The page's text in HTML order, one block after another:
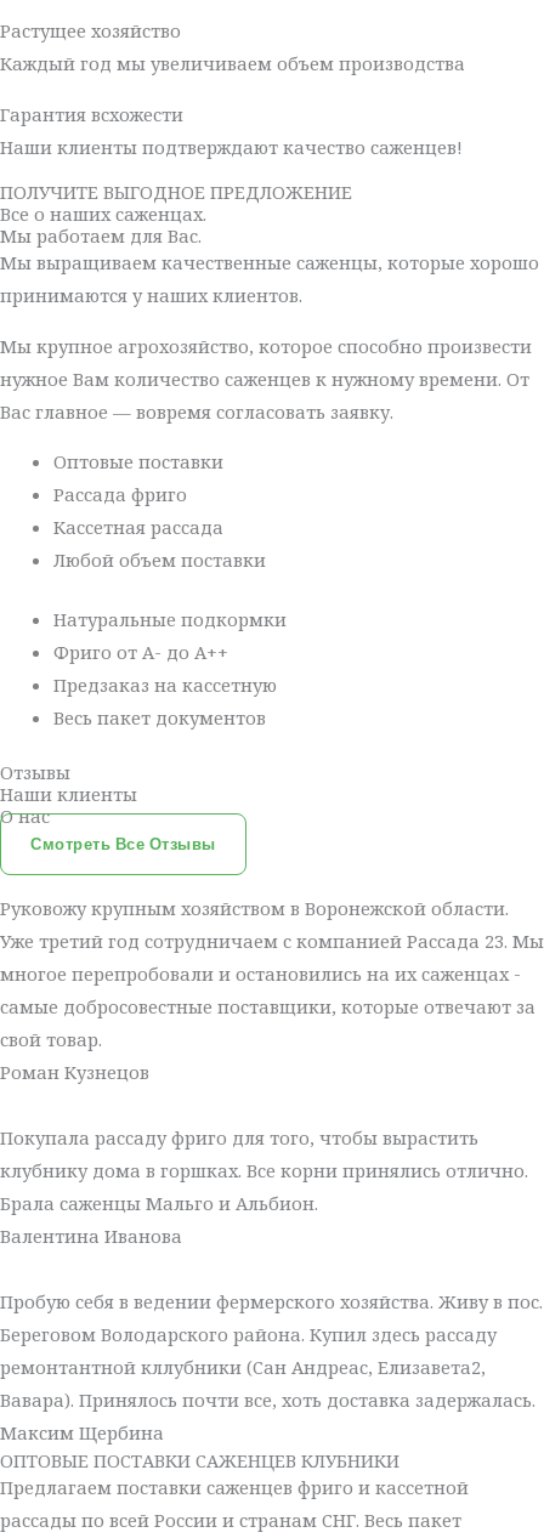
Растущее хозяйство
Каждый год мы увеличиваем объем производства
Гарантия всхожести
Наши клиенты подтверждают качество саженцев!
ПОЛУЧИТЕ ВЫГОДНОЕ ПРЕДЛОЖЕНИЕ
Все о наших саженцах.
Мы работаем для Вас.
Мы выращиваем качественные саженцы, которые хорошо
принимаются у наших клиентов.
Мы крупное агрохозяйство, которое способно произвести
нужное Вам количество саженцев к нужному времени. От
Вас главное — вовремя согласовать заявку.
Оптовые поставки
Рассада фриго
Кассетная рассада
Любой объем поставки
Натуральные подкормки
Фриго от А- до А++
Предзаказ на кассетную
Весь пакет документов
Отзывы
Наши клиенты
О нас
Смотреть Все Отзывы
Руковожу крупным хозяйством в Воронежской области.
Уже третий год сотрудничаем с компанией Рассада 23. Мы
многое перепробовали и остановились на их саженцах -
самые добросовестные поставщики, которые отвечают за
свой товар.
Роман Кузнецов
Покупала рассаду фриго для того, чтобы вырастить
клубнику дома в горшках. Все корни принялись отлично.
Брала саженцы Мальго и Альбион.
Валентина Иванова
Пробую себя в ведении фермерского хозяйства. Живу в пос.
Береговом Володарского района. Купил здесь рассаду
ремонтантной кллубники (Сан Андреас, Елизавета2,
Вавара). Принялось почти все, хоть доставка задержалась.
Максим Щербина
ОПТОВЫЕ ПОСТАВКИ САЖЕНЦЕВ КЛУБНИКИ
Предлагаем поставки саженцев фриго и кассетной
рассады по всей России и странам СНГ. Весь пакет